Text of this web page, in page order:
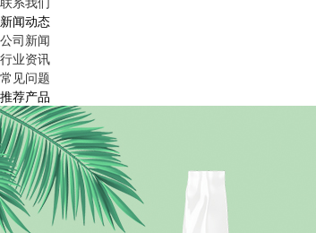
新闻动态
公司新闻
行业资讯
常见问题
推荐产品